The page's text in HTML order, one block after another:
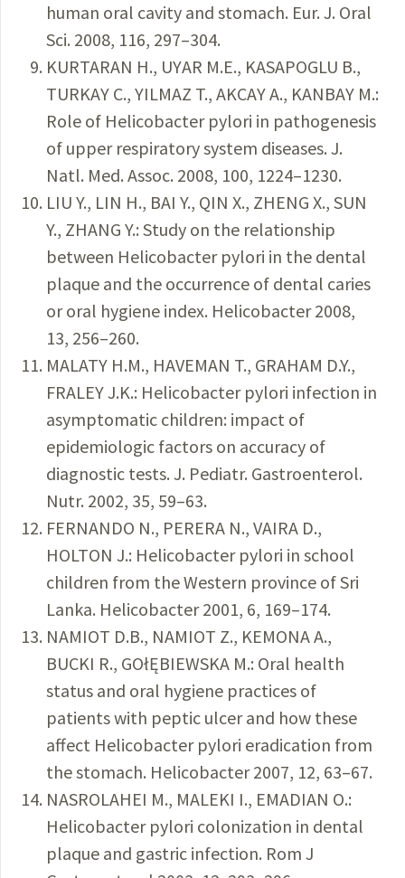
human oral cavity and stomach. Eur. J. Oral
Sci. 2008, 116, 297–304.
KURTARAN H., UYAR M.E., KASAPOGLU B.,
TURKAY C., YILMAZ T., AKCAY A., KANBAY M.:
Role of Helicobacter pylori in pathogenesis
of upper respiratory system diseases. J.
Natl. Med. Assoc. 2008, 100, 1224–1230.
LIU Y., LIN H., BAI Y., QIN X., ZHENG X., SUN
Y., ZHANG Y.: Study on the relationship
between Helicobacter pylori in the dental
plaque and the occurrence of dental caries
or oral hygiene index. Helicobacter 2008,
13, 256–260.
MALATY H.M., HAVEMAN T., GRAHAM D.Y.,
FRALEY J.K.: Helicobacter pylori infection in
asymptomatic children: impact of
epidemiologic factors on accuracy of
diagnostic tests. J. Pediatr. Gastroenterol.
Nutr. 2002, 35, 59–63.
FERNANDO N., PERERA N., VAIRA D.,
HOLTON J.: Helicobacter pylori in school
children from the Western province of Sri
Lanka. Helicobacter 2001, 6, 169–174.
NAMIOT D.B., NAMIOT Z., KEMONA A.,
BUCKI R., GOłĘBIEWSKA M.: Oral health
status and oral hygiene practices of
patients with peptic ulcer and how these
affect Helicobacter pylori eradication from
the stomach. Helicobacter 2007, 12, 63–67.
NASROLAHEI M., MALEKI I., EMADIAN O.:
Helicobacter pylori colonization in dental
plaque and gastric infection. Rom J